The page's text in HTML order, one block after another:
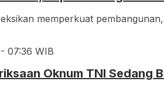
memperkuat
07:36 WIB
Oknum TNI Sedang